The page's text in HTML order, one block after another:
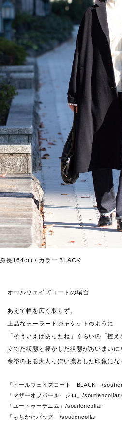
身長164cm / カラー BLACK
オールウェイズコートの場合
あえて幅を広く取らず、
上品なテーラードジャケットのように
「そういえばあったね」くらいの「控え
立てた状態と寝かした状態があいまいに
余裕のある大人っぽい凛とした印象にな
「オールウェイズコート BLACK」/
「マザーオブパール シロ」/
「ユートゥーデニム」/soutiencollar
「もちかたバッグ」/soutiencollar